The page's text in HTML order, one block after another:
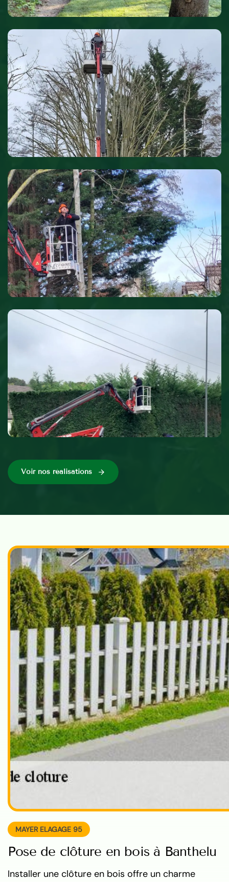
Voir nos réalisations
MAYER ELAGAGE 95
Pose de clôture en bois à Banthelu
Installer une clôture en bois offre un charme